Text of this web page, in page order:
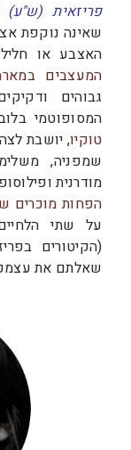
פריזאית (ש"ע) 1:
שאינה נוקפת
האצבע או
המעצבים
גבוהים
המסופוטמי
טוקיו, יושבת
שמפניה,
מודרנית
הפחות מוכרים
על שתי
(הקיטורים
שאלתם את